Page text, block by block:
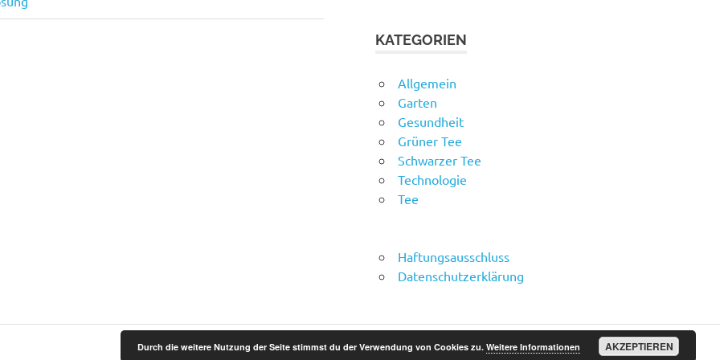
KATEGORIEN
Allgemein
Garten
Gesundheit
Grüner Tee
Schwarzer Tee
Technologie
Tee
Haftungsausschluss
Datenschutzerklärung
Durch die weitere Nutzung der Seite stimmst du der Verwendung von Cookies zu. Weitere Informationen AKZEPTIEREN